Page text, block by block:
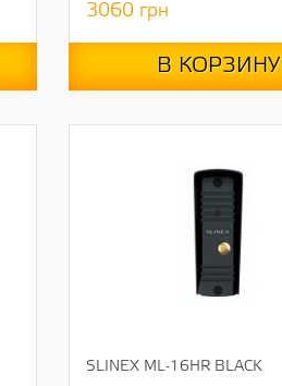
3060 грн
В КОРЗИНУ
SLINEX ML-16HR BLACK